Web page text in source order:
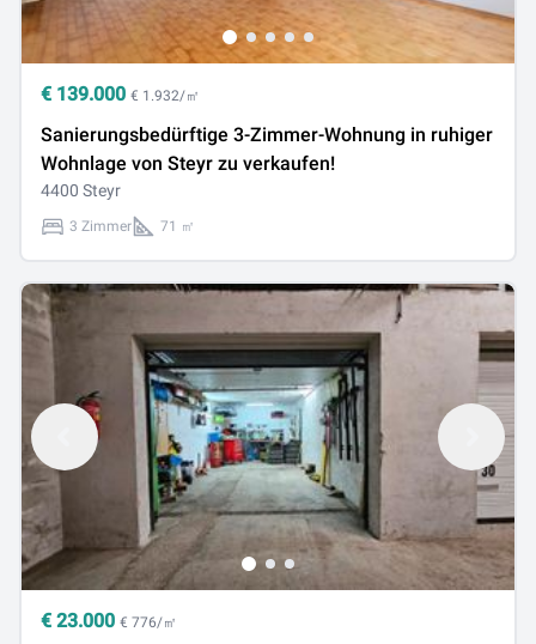
€ 139.000 € 1.932/㎡
Sanierungsbedürftige 3-Zimmer-Wohnung in ruhiger
Wohnlage von Steyr zu verkaufen!
4400 Steyr
3 Zimmer 71 ㎡
€ 23.000 € 776/㎡